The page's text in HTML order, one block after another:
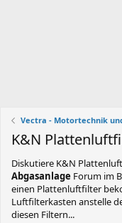
Vectra - Motortechnik
K&N
Diskutiere K&N
Abgasanlage Forum im
einen Plattenluftfilter
Luftfilterkasten anstelle
diesen Filtern...